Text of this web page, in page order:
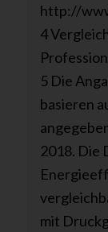
http://
4
5 Die
basieren
2018. Die
mit